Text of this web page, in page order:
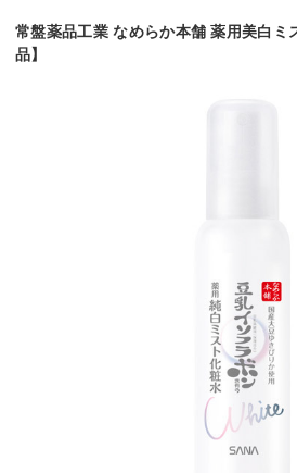
常盤薬品工業 なめらか本舗 薬用美白ミ
品】